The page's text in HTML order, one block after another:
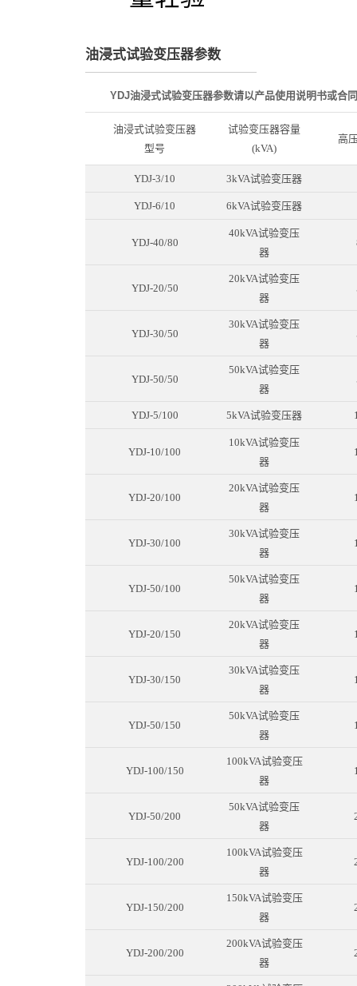
油浸式试验变压器参数
YDJ油浸式试验变压器参数请以产品使用说明书或合
油浸式试验变压器
型号
试验变压器容量
(kVA)
高
YDJ-3/10 3kVA试验变压器
YDJ-6/10 6kVA试验变压器
YDJ-40/80
40kVA试验变压
器
YDJ-20/50
20kVA试验变压
器
YDJ-30/50
30kVA试验变压
器
YDJ-50/50
50kVA试验变压
器
YDJ-5/100 5kVA试验变压器
YDJ-10/100
10kVA试验变压
器
YDJ-20/100
20kVA试验变压
器
YDJ-30/100
30kVA试验变压
器
YDJ-50/100
50kVA试验变压
器
YDJ-20/150
20kVA试验变压
器
YDJ-30/150
30kVA试验变压
器
YDJ-50/150
50kVA试验变压
器
YDJ-100/150
100kVA试验变压
器
YDJ-50/200
50kVA试验变压
器
YDJ-100/200
100kVA试验变压
器
YDJ-150/200
150kVA试验变压
器
YDJ-200/200
200kVA试验变压
器